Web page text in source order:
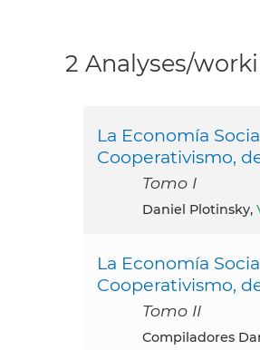
2 Analyses/
La Economía
Cooperativismo,
Tomo I
Daniel Plotinsky,
La Economía
Cooperativismo,
Tomo II
Compiladores